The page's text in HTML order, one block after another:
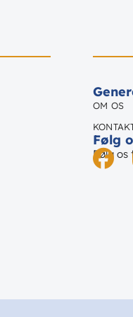
OM OS
Følg
Følg os